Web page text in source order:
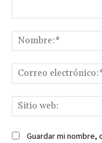
Guardar mi